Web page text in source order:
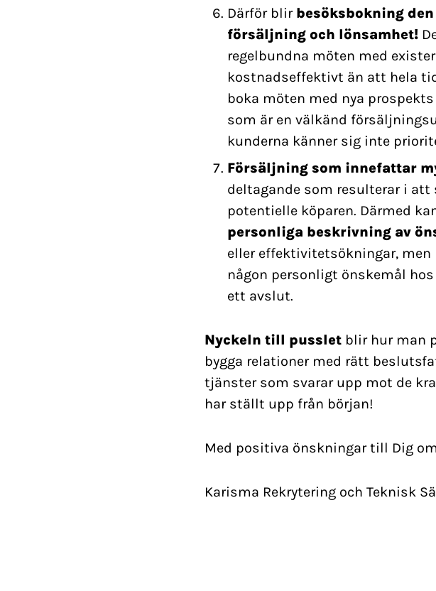
Därför blir besöksbokning
försäljning och lönsamhet!
regelbundna möten med
kostnadseffektivt än att hela
boka möten med nya
som är en välkänd
kunderna känner sig inte
Försäljning som innefattar
deltagande som resulterar i
potentielle köparen. Därmed
personliga beskrivning av
eller effektivitetsökningar, men
någon personligt önskemål
ett avslut.
Nyckeln till pusslet blir hur man
bygga relationer med rätt
tjänster som svarar upp mot de
har ställt upp från början!
Med positiva önskningar till Dig
Karisma Rekrytering och Teknisk